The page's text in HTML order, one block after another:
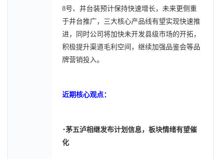
8号、井台装预计保持快速增长，未来更侧重
于井台推广，三大核心产品线有望实现快速推
进，同时公司将加快未开发县级市场的开拓，
积极提升渠道毛利空间，继续加强品鉴会等品
牌营销投入。
近期核心观点：
･茅五泸相继发布计划信息，板块情绪有望催
化